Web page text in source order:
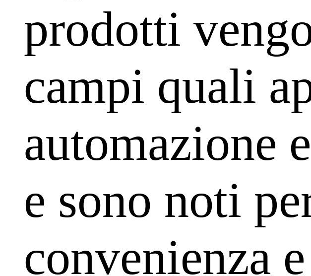
prodotti
campi quali
automazione
e sono noti
convenienza